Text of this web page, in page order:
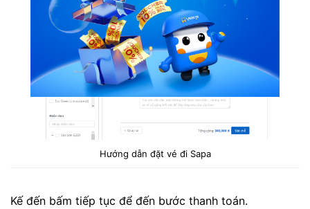
Hướng dẫn đặt vé đi Sapa
Kế đến bấm tiếp tục để đến bước thanh toán.